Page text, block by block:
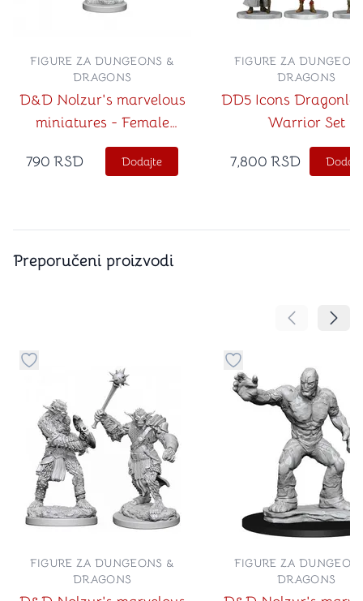
D&D Nolzur's marvelous
miniatures - Female
Gnome Wizard
FIGURE ZA DUNGEONS &
DRAGONS
790 RSD Dodajte
DD5 Icons
Warrior Set
FIGURE ZA
DRAGONS
7,800 RSD
Preporučeni proizvodi
Pomeranje
Dugme za dodavanje stvari u kategoriju omiljeno
FIGURE ZA DUNGEONS &
DRAGONS
Dugme za dodavanje
FIGURE ZA
DRAGONS